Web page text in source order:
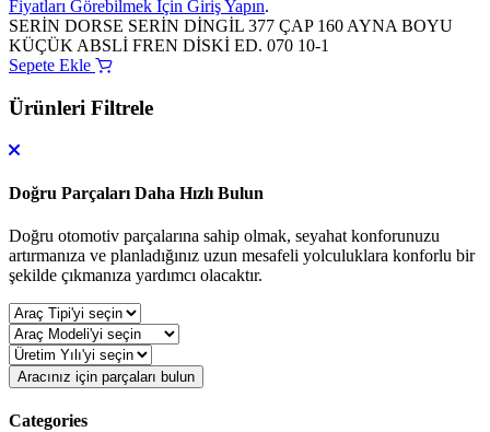
Fiyatları Görebilmek İçin Giriş Yapın.
SERİN DORSE SERİN DİNGİL 377 ÇAP 160 AYNA BOYU
KÜÇÜK ABSLİ FREN DİSKİ ED. 070 10-1
Sepete Ekle
Ürünleri Filtrele
Doğru Parçaları Daha Hızlı Bulun
Doğru otomotiv parçalarına sahip olmak, seyahat konforunuzu
artırmanıza ve planladığınız uzun mesafeli yolculuklara konforlu bir
şekilde çıkmanıza yardımcı olacaktır.
Aracınız için parçaları bulun
Categories